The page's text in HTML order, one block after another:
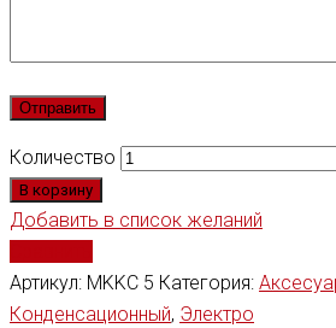
Количество
В корзину
Добавить в список желаний
Артикул: MKKC 5 Категория:
Конденсационный, Электро